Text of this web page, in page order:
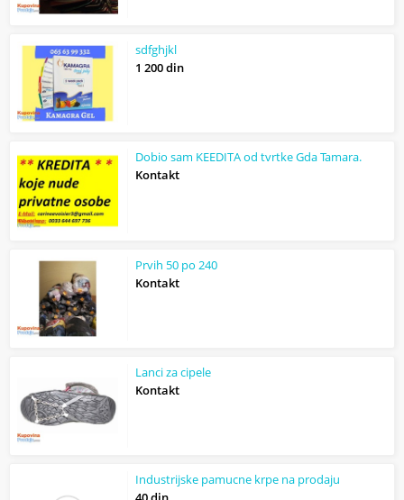
sdfghjkl
1 200 din
Dobio sam KEEDITA od tvrtke Gda Tamara.
Kontakt
Prvih 50 po 240
Kontakt
Lanci za cipele
Kontakt
Industrijske pamucne krpe na prodaju